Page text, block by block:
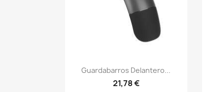
Vista rápida
Guardabarros Delantero...
21,78 €